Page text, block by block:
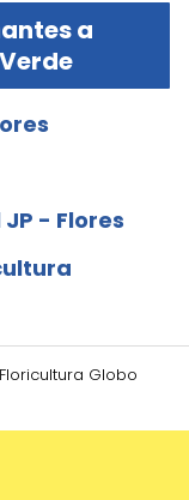
a
- Flores
Floricultura Globo